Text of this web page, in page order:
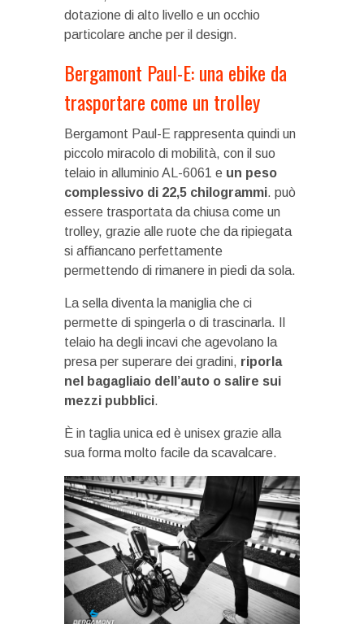
dotazione di alto livello e un occhio
particolare anche per il design.
Bergamont Paul-E: una ebike da
trasportare come un trolley
Bergamont Paul-E rappresenta quindi un
piccolo miracolo di mobilità, con il suo
telaio in alluminio AL-6061 e un peso
complessivo di 22,5 chilogrammi. può
essere trasportata da chiusa come un
trolley, grazie alle ruote che da ripiegata
si affiancano perfettamente
permettendo di rimanere in piedi da sola.
La sella diventa la maniglia che ci
permette di spingerla o di trascinarla. Il
telaio ha degli incavi che agevolano la
presa per superare dei gradini, riporla
nel bagagliaio dell’auto o salire sui
mezzi pubblici.
È in taglia unica ed è unisex grazie alla
sua forma molto facile da scavalcare.